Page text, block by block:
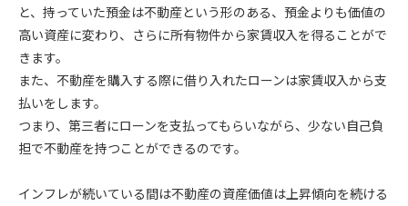
と、持っていた預金は不動産という形のある、預金よりも価値の
高い資産に変わり、さらに所有物件から家賃収入を得ることがで
きます。
また、不動産を購入する際に借り入れたローンは家賃収入から支
払いをします。
つまり、第三者にローンを支払ってもらいながら、少ない自己負
担で不動産を持つことができるのです。
インフレが続いている間は不動産の資産価値は上昇傾向を続ける